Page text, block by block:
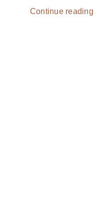
Continue reading